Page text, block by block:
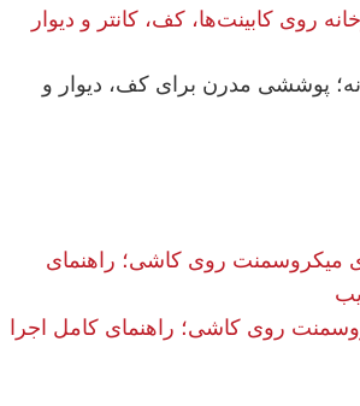
پوششی مدرن برای کف، دیوار و
میکروسمنت روی کاشی؛ راهنمای
روی کاشی؛ راهنمای کامل اجرا